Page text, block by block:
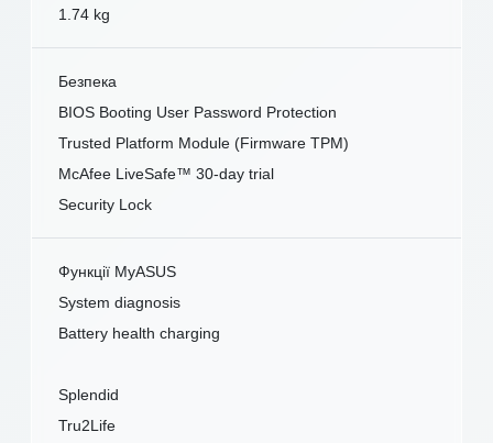
1.74 kg
Безпека
BIOS Booting User Password Protection
Trusted Platform Module (Firmware TPM)
McAfee LiveSafe™ 30-day trial
Security Lock
Функції MyASUS
System diagnosis
Battery health charging
Splendid
Tru2Life